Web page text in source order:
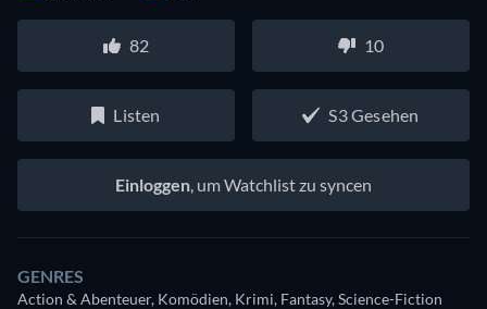
82 10
Listen S3 Gesehen
Einloggen , um Watchlist zu syncen
GENRES
Action & Abenteuer, Komödien, Krimi, Fantasy, Science-Fiction